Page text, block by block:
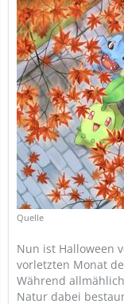
Quelle
Nun ist Halloween
vorletzten Monat
Während
Natur dabei